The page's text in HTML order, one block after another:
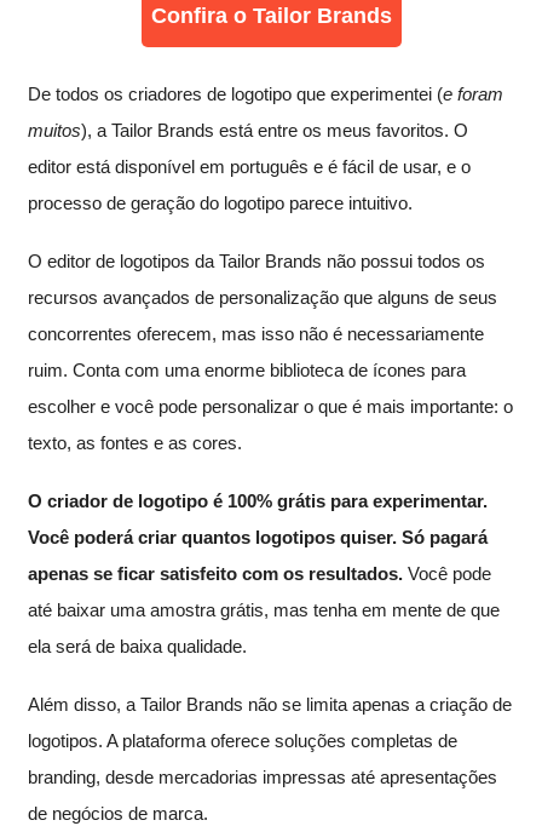
Confira o Tailor Brands
De todos os criadores de logotipo que experimentei (e foram
muitos), a Tailor Brands está entre os meus favoritos. O
editor está disponível em português e é fácil de usar, e o
processo de geração do logotipo parece intuitivo.
O editor de logotipos da Tailor Brands não possui todos os
recursos avançados de personalização que alguns de seus
concorrentes oferecem, mas isso não é necessariamente
ruim. Conta com uma enorme biblioteca de ícones para
escolher e você pode personalizar o que é mais importante: o
texto, as fontes e as cores.
O criador de logotipo é 100% grátis para experimentar.
Você poderá criar quantos logotipos quiser. Só pagará
apenas se ficar satisfeito com os resultados. Você pode
até baixar uma amostra grátis, mas tenha em mente de que
ela será de baixa qualidade.
Além disso, a Tailor Brands não se limita apenas a criação de
logotipos. A plataforma oferece soluções completas de
branding, desde mercadorias impressas até apresentações
de negócios de marca.